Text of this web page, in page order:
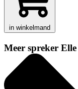
in winkelmand
Meer spreker